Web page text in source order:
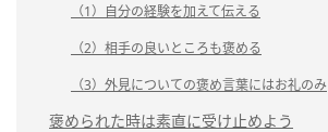
（1）自分の経験を加えて伝える
（2）相手の良いところも褒める
（3）外見についての褒め言葉にはお礼のみ
褒められた時は素直に受け止めよう